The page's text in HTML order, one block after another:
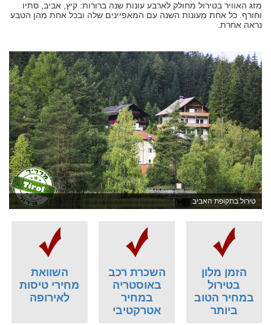
מזג האוויר בטירול מחולק לארבע עונות שנה ברורות: קיץ, אביב, סתיו
וחורף. כל אחת מעונות השנה עם המאפיינים שלה ובכל אחת מהן הטבע
נראה אחרת.
טירול בתקופת האביב
הזמן מלון
בטירול
במחיר הטוב
ביותר
השכרת רכב
באוסטריה
במחיר
אטרקטיבי
השוואת
מחירי טיסות
לאירופה